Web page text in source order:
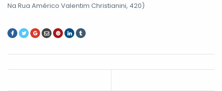
Na Rua Américo Valentim Christianini, 420)